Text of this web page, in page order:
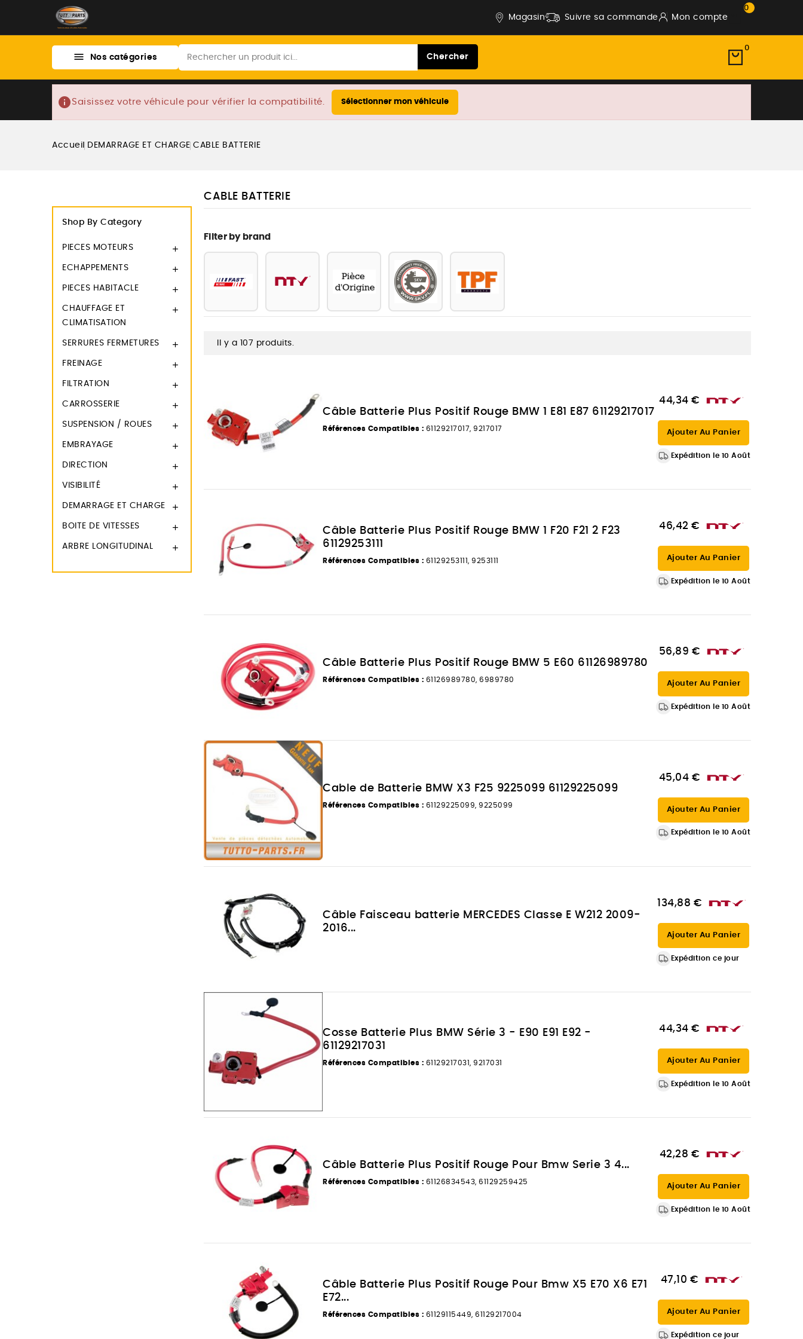
Magasin Suivre sa commande Mon compte
0
 Nos catégories Chercher
0
info Saisissez votre véhicule pour vérifier la compatibilité. Sélectionner mon véhicule
Accueil DEMARRAGE ET CHARGE CABLE BATTERIE
Shop By Category
PIECES MOTEURS 
ECHAPPEMENTS 
PIECES HABITACLE 
CHAUFFAGE ET
CLIMATISATION

SERRURES FERMETURES 
FREINAGE 
FILTRATION 
CARROSSERIE 
SUSPENSION / ROUES 
EMBRAYAGE 
DIRECTION 
VISIBILITÉ 
DEMARRAGE ET CHARGE 
BOITE DE VITESSES 
ARBRE LONGITUDINAL 
CABLE BATTERIE
Filter by brand
Il y a 107 produits.
Câble Batterie Plus Positif Rouge BMW 1 E81 E87 61129217017
Références Compatibles : 61129217017, 9217017
44,34 €
Ajouter Au Panier
Expédition le 10 Août
Câble Batterie Plus Positif Rouge BMW 1 F20 F21 2 F23
61129253111
Références Compatibles : 61129253111, 9253111
46,42 €
Ajouter Au Panier
Expédition le 10 Août
Câble Batterie Plus Positif Rouge BMW 5 E60 61126989780
Références Compatibles : 61126989780, 6989780
56,89 €
Ajouter Au Panier
Expédition le 10 Août
Cable de Batterie BMW X3 F25 9225099 61129225099
Références Compatibles : 61129225099, 9225099
45,04 €
Ajouter Au Panier
Expédition le 10 Août
Câble Faisceau batterie MERCEDES Classe E W212 2009-
2016...
134,88 €
Ajouter Au Panier
Expédition ce jour
Cosse Batterie Plus BMW Série 3 - E90 E91 E92 -
61129217031
Références Compatibles : 61129217031, 9217031
44,34 €
Ajouter Au Panier
Expédition le 10 Août
Câble Batterie Plus Positif Rouge Pour Bmw Serie 3 4...
Références Compatibles : 61126834543, 61129259425
42,28 €
Ajouter Au Panier
Expédition le 10 Août
Câble Batterie Plus Positif Rouge Pour Bmw X5 E70 X6 E71
E72...
Références Compatibles : 61129115449, 61129217004
47,10 €
Ajouter Au Panier
Expédition ce jour